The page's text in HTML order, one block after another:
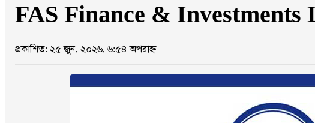
FAS Finance & Investments
প্রকাশিত: ২৫ জুন, ২০২৬, ৬:৫৪ অপরাহ্ন